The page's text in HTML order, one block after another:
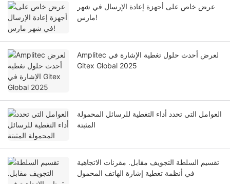
عرض خاص على أجهزة إعادة الإرسال في شهر
مارس!
Amplitec لعرض أحدث حلول تغطية الإشارة في
Gitex Global 2025
العوامل التي تحدد أداء التغطية للرسائل المحمولة
المثبتة
تقسيم السلطة التجويف مقابل. مقرنات الاتجاهية
في أنظمة تغطية إشارة الهاتف المحمول